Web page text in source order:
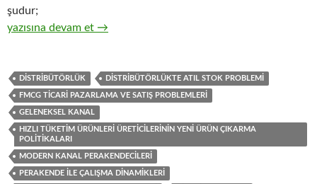
şudur;
21-Hızlı tüketim ürünleri üreticisi firmaların, ürün çeşit
yazısına devam et →
DISTRIBÜTÖRLÜK DISTRIBÜTÖRLÜKTE ATIL STOK PROBLEMI
FMCG TICARI PAZARLAMA VE SATIŞ PROBLEMLERI
GELENEKSEL KANAL
HIZLI TÜKETIM ÜRÜNLERI ÜRETICILERININ YENI ÜRÜN ÇIKARMA
POLITIKALARI
MODERN KANAL PERAKENDECILERI
PERAKENDE ILE ÇALIŞMA DINAMIKLERI